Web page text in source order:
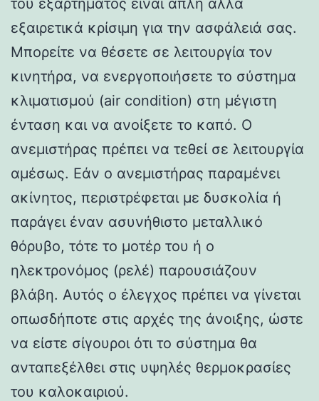
εξαιρετικά κρίσιμη για την ασφάλειά σας.
Μπορείτε να θέσετε σε λειτουργία τον
κινητήρα, να ενεργοποιήσετε το σύστημα
κλιματισμού (air condition) στη μέγιστη
ένταση και να ανοίξετε το καπό. Ο
ανεμιστήρας πρέπει να τεθεί σε λειτουργία
αμέσως. Εάν ο ανεμιστήρας παραμένει
ακίνητος, περιστρέφεται με δυσκολία ή
παράγει έναν ασυνήθιστο μεταλλικό
θόρυβο, τότε το μοτέρ του ή ο
ηλεκτρονόμος (ρελέ) παρουσιάζουν
βλάβη. Αυτός ο έλεγχος πρέπει να γίνεται
οπωσδήποτε στις αρχές της άνοιξης, ώστε
να είστε σίγουροι ότι το σύστημα θα
ανταπεξέλθει στις υψηλές θερμοκρασίες
του καλοκαιριού.